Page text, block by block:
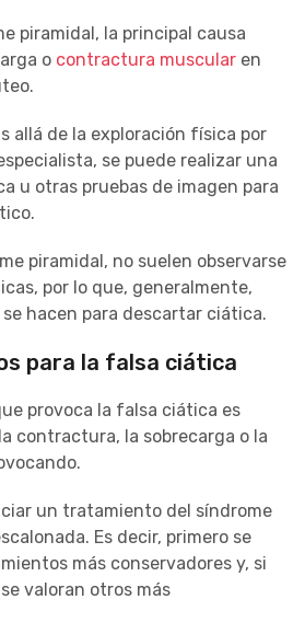
piramidal, la principal causa
o contractura muscular en
allá de la exploración física por
se puede realizar una
u otras pruebas de imagen para
piramidal, no suelen observarse
por lo que, generalmente,
hacen para descartar ciática.
para la falsa ciática
provoca la falsa ciática es
contractura, la sobrecarga o la
un tratamiento del síndrome
Es decir, primero se
más conservadores y, si
valoran otros más